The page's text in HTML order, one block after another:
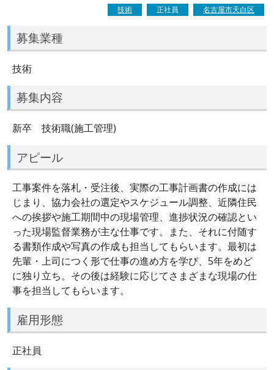
技術 正社員 名古屋市天白区
募集業種
技術
募集内容
新卒 技術職(施工管理)
アピール
工事案件を落札・受注後、実際の工事計画書の作成には
じまり、協力会社の選定やスケジュール調整、近隣住民
への挨拶や施工期間中の現場管理、進捗状況の確認とい
った現場監督業務が主な仕事です。また、それに付随す
る書類作成や写真の作成も担当してもらいます。最初は
先輩・上司につく形で仕事の進め方を学び、5年をめど
に独り立ち。その後は経験に応じてさまざまな現場の仕
事を担当してもらいます。
雇用形態
正社員